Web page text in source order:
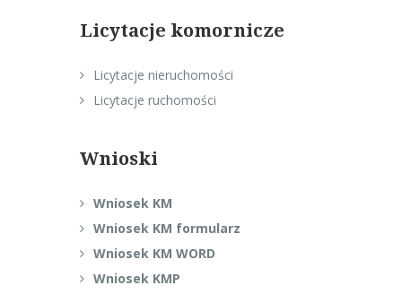
Licytacje komornicze
Licytacje nieruchomości
Licytacje ruchomości
Wnioski
Wniosek KM
Wniosek KM formularz
Wniosek KM WORD
Wniosek KMP